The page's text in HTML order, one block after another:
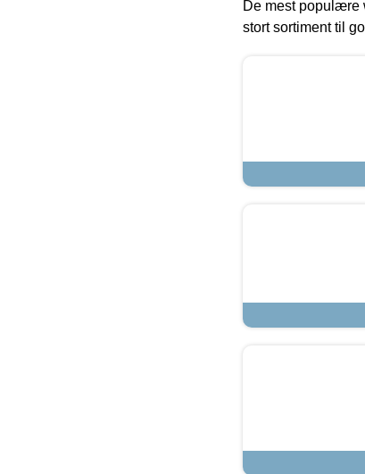
De mest populære
stort sortiment til